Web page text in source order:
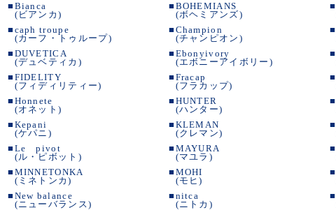
■ Bianca
(ビアンカ)
■ BOHEMIANS
(ボヘミアンズ)
■
■ caph troupe
(カーフ・トゥループ)
■ Champion
(チャンピオン)
■
■ DUVETICA
(デュベティカ)
■ Ebonyivory
(エボニーアイボリー)
■
■ FIDELITY
(フィディリティー)
■ Fracap
(フラカップ)
■
■ Honnete
(オネット)
■ HUNTER
(ハンター)
■
■ Kepani
(ケパニ)
■ KLEMAN
(クレマン)
■
■ Le pivot
(ル・ピボット)
■ MAYURA
(マユラ)
■
■ MINNETONKA
(ミネトンカ)
■ MOHI
(モヒ)
■
■ New balance
(ニューバランス)
■ nitca
(ニトカ)
■